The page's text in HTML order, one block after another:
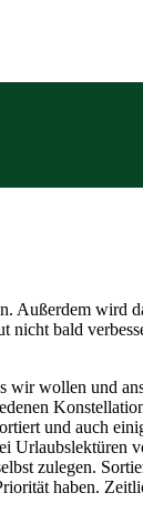
wird
bald
wollen und
und auch
zulegen.
haben.